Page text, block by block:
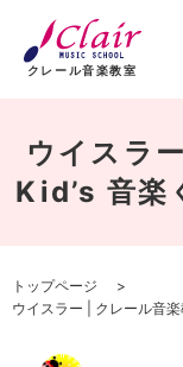
クレール音楽教室
ウイスラ
Kid’s 音楽
トップページ
ウイスラー | クレール音